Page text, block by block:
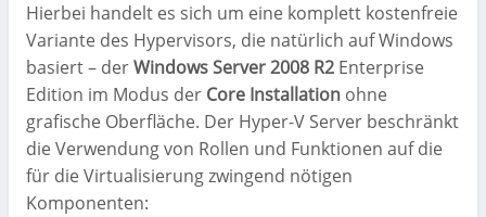
Hierbei handelt es sich um eine komplett kostenfreie
Variante des Hypervisors, die natürlich auf Windows
basiert – derWindows Server 2008 R2 Enterprise
Edition im Modus der Core Installation ohne
grafische Oberfläche. Der Hyper-V Server beschränkt
die Verwendung von Rollen und Funktionen auf die
für die Virtualisierung zwingend nötigen
Komponenten: